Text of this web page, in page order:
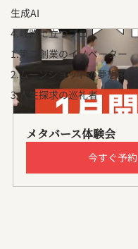
生成AI
4.岐路に立つプロ
1.第二創業のイノベーター
2.ムーンショットの夢想家
3.人生探求の巡礼者
メタバース体験会
今すぐ予約